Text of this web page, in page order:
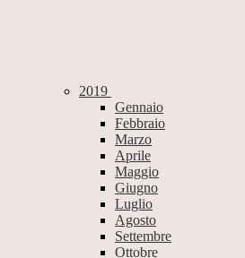
2019
Gennaio
Febbraio
Marzo
Aprile
Maggio
Giugno
Luglio
Agosto
Settembre
Ottobre